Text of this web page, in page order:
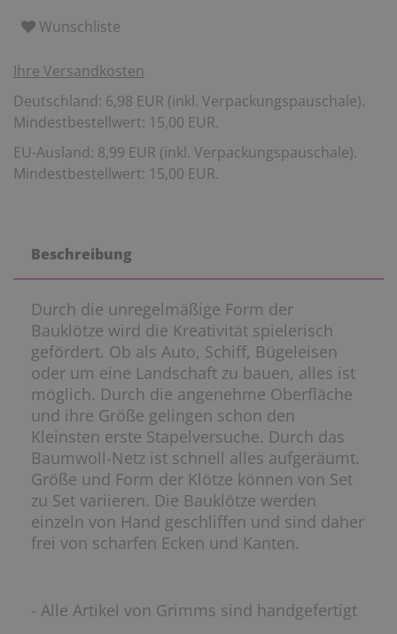
Wunschliste
Ihre Versandkosten
Deutschland: 6,98 EUR (inkl. Verpackungspauschale).
Mindestbestellwert: 15,00 EUR.
EU-Ausland: 8,99 EUR (inkl. Verpackungspauschale).
Mindestbestellwert: 15,00 EUR.
Beschreibung
Durch die unregelmäßige Form der
Bauklötze wird die Kreativität spielerisch
gefördert. Ob als Auto, Schiff, Bügeleisen
oder um eine Landschaft zu bauen, alles ist
möglich. Durch die angenehme Oberfläche
und ihre Größe gelingen schon den
Kleinsten erste Stapelversuche. Durch das
Baumwoll-Netz ist schnell alles aufgeräumt.
Größe und Form der Klötze können von Set
zu Set variieren. Die Bauklötze werden
einzeln von Hand geschliffen und sind daher
frei von scharfen Ecken und Kanten.
- Alle Artikel von Grimms sind handgefertigt